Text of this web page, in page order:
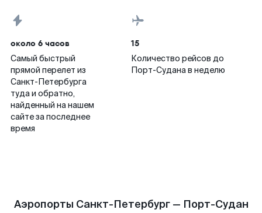
около 6 часов
Самый быстрый
прямой перелет из
Санкт-Петербурга
туда и обратно,
найденный на нашем
сайте за последнее
время
15
Количество рейсов до
Порт-Судана в неделю
Аэропорты Санкт-Петербург — Порт-Судан